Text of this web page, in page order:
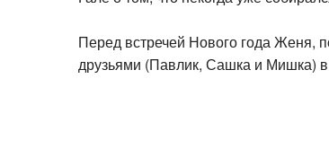
Перед встречей Нового года Женя,
друзьями (Павлик, Сашка и Мишка) в